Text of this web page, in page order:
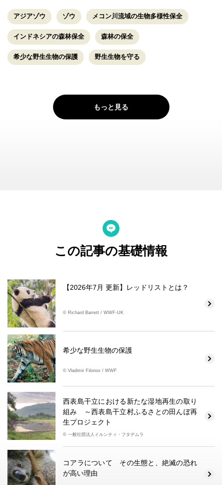
アジアゾウ ゾウ メコン川流域の生物多様性保全
インドネシアの森林保全 森林の保全
希少な野生生物の保護 野生生物を守る
もっと見る
この記事の基礎情報
【2026年7月 更新】レッドリストとは？
© Richard Barrett / WWF-UK
希少な野生生物の保護
© Vladimir Filonov / WWF
西表島干立における新たな湿地再生の取り
組み ～西表島干立村ふるさとの田んぼ再
生プロジェクト
© 一般社団法人イルンティ・フタデムラ
コアラについて その生態と、絶滅の恐れ
が高い理由